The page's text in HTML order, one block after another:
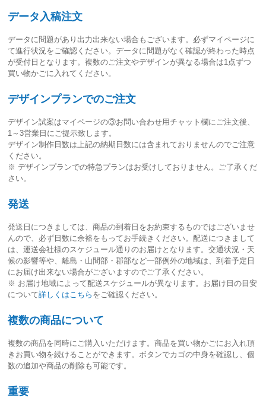
データ入稿注文
データに問題があり出力出来ない場合もございます。必ずマイページに
て進行状況をご確認ください。データに問題がなく確認が終わった時点
が受付日 となります。複数のご注文やデザインが異なる場合は1点ずつ
買い物かごに入れてください。
デザインプランでのご注文
デザイン試案はマイページの③お問い合わせ用チャット欄にご注文後、
1～3営業日 にご提示致します。
デザイン制作日数は上記の納期日数には含まれておりませんのでご注意
ください。
※ デザインプランでの特急プランはお受けしておりません。ご了承くだ
さい。
発送
発送日につきましては、商品の到着日をお約束するものではございませ
んので、必ず日数に余裕をもってお手続きください。配送につきまして
は、運送会社様のスケジュール通りのお届けとなります。交通状況・天
候の影響等や、離島・山間部・郡部など一部例外の地域は、到着予定日
にお届け出来ない場合がございますのでご了承ください。
※ お届け地域によって配送スケジュールが異なります。お届け日の目安
について詳しくはこちら をご確認ください。
複数の商品について
複数の商品を同時にご購入いただけます。商品を買い物かごにお入れ頂
きお買い物を続けることができます。ボタンでカゴの中身を確認し、個
数の追加や商品の削除も可能です。
重要